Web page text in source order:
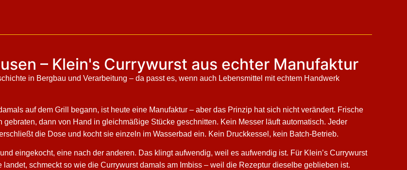
– Klein's Currywurst aus echter Manufaktur
in Bergbau und Verarbeitung – da passt es, wenn auch Lebensmittel mit echtem Handwerk
auf dem Grill begann, ist heute eine Manufaktur – aber das Prinzip hat sich nicht verändert. Frische
gebraten, dann von Hand in gleichmäßige Stücke geschnitten. Kein Messer läuft automatisch. Jeder
die Dose und kocht sie einzeln im Wasserbad ein. Kein Druckkessel, kein Batch-Betrieb.
eingekocht, eine nach der anderen. Das klingt aufwendig, weil es aufwendig ist. Für Klein’s Currywurst
schmeckt so wie die Currywurst damals am Imbiss – weil die Rezeptur dieselbe geblieben ist.